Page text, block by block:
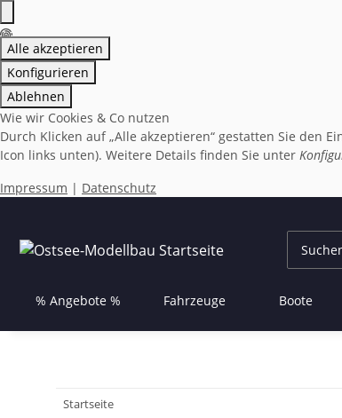
Alle akzeptieren
Konfigurieren
Ablehnen
Wie wir Cookies & Co nutzen
Durch Klicken auf „Alle akzeptieren“ gestatten Sie den
Icon links unten). Weitere Details finden Sie unter
Impressum | Datenschutz
% Angebote % Fahrzeuge Boote
Startseite